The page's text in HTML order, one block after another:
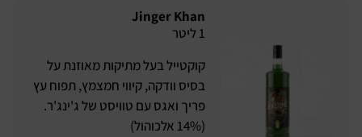
Jinger Khan
1 ליטר
קוקטייל בעל מתיקות מאוזנת על
בסיס וודקה, קיווי חמצמץ, תפוח עץ
פריך ואגס עם טוויסט של ג'ינג'ר.
(14% אלכוהול)